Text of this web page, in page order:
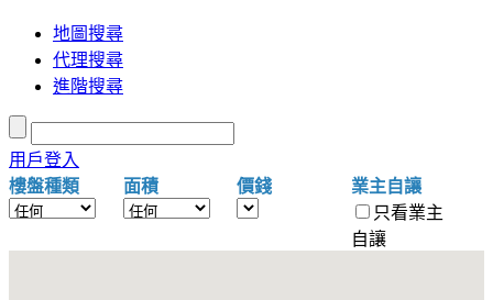
地圖搜尋
代理搜尋
進階搜尋
用戶登入
樓盤種類
面積 價錢
業主自讓
只看業主
自讓